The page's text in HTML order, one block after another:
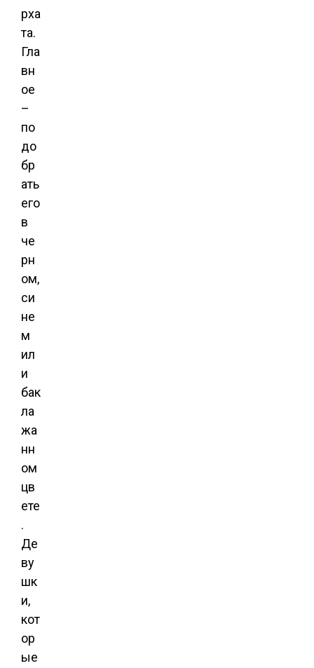
рха
та.
Гла
вн
ое
–
по
до
бр
ать
его
в
че
рн
ом,
си
не
м
ил
и
бак
ла
жа
нн
ом
цв
ете
.
Де
ву
шк
и,
кот
ор
ые